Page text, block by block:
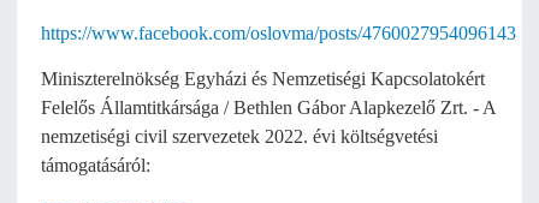
https://www.facebook.com/oslovma/posts/4760027954096143
Miniszterelnökség Egyházi és Nemzetiségi Kapcsolatokért
Felelős Államtitkársága / Bethlen Gábor Alapkezelő Zrt. - A
nemzetiségi civil szervezetek 2022. évi költségvetési
támogatásáról: